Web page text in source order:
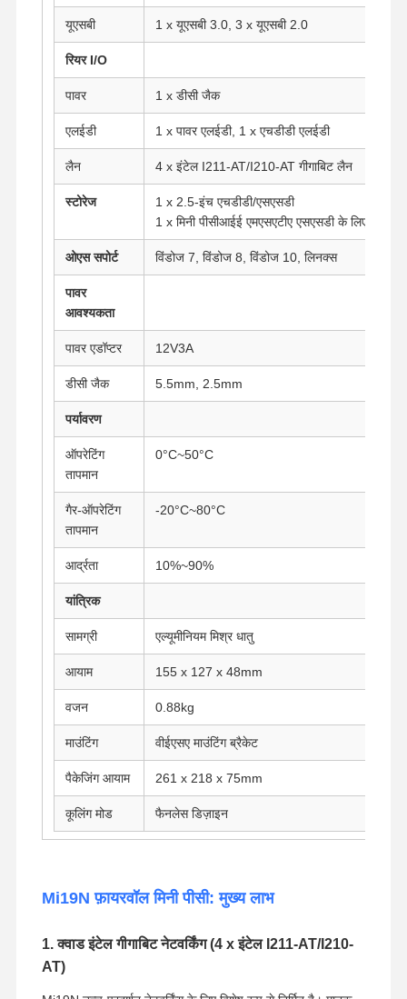
होम
गुणवत्ता नियंत्रण हमसे संपर्क करें अब बात करें
औद्योगिक मिनी पीसी
1U रैकमाउंट पीसी
पीओई मिनी पीसी
ऑफिस मिनी पीसी
यूएसबी 1 x यूएसबी 3.0, 3 x यूएसबी 2.0
रियर I/O
पावर 1 x डीसी जैक
एलईडी 1 x पावर एलईडी, 1 x एचडीडी एलईडी
लैन 4 x इंटेल I211-AT/I210-AT गीगाबिट लैन
स्टोरेज
1 x 2.5-इंच एचडीडी/एसएसडी
1 x मिनी पीसीआईई एमएसएटीए एसएसडी के लिए
ओएस सपोर्ट विंडोज 7, विंडोज 8, विंडोज 10, लिनक्स
पावर
आवश्यकता
पावर एडॉप्टर 12V3A
डीसी जैक 5.5mm, 2.5mm
पर्यावरण
ऑपरेटिंग
तापमान
0°C~50°C
गैर-ऑपरेटिंग
तापमान
-20°C~80°C
आर्द्रता 10%~90%
यांत्रिक
सामग्री एल्यूमीनियम मिश्र धातु
आयाम 155 x 127 x 48mm
वजन 0.88kg
माउंटिंग वीईएसए माउंटिंग ब्रैकेट
पैकेजिंग आयाम 261 x 218 x 75mm
कूलिंग मोड फैनलेस डिज़ाइन
Mi19N फ़ायरवॉल मिनी पीसी: मुख्य लाभ
1. क्वाड इंटेल गीगाबिट नेटवर्किंग (4 x इंटेल I211-AT/I210-
AT)